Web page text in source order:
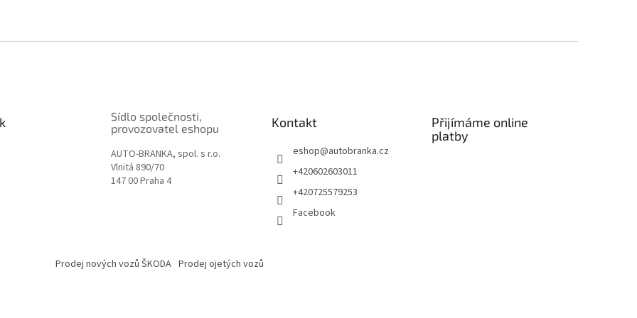
Sídlo společnosti,
provozovatel eshopu
AUTO-BRANKA, spol. s r.o.
Vlnitá 890/70
147 00 Praha 4
Kontakt
eshop@autobranka.cz
+420602603011
+420725579253
Facebook
Přijímáme online
platby
Prodej nových vozů ŠKODA Prodej ojetých vozů